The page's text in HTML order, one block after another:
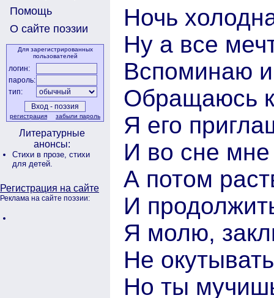
Помощь
О сайте поэзии
Для зарегистрированных
пользователей
логин:
пароль:
тип:
регистрация забыли пароль
Литературные
анонсы:
Стихи в прозе, стихи
для детей.
Регистрация на сайте
Реклама на сайте поэзии:
Ночь
Ну а все
Вспоминаю
Обращаюсь
Я его
И во сне мне
А потом
И
Я молю,
Не
Но ты